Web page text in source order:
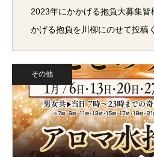
2023年にかかげる抱負大募集
かげる抱負を川柳にのせて投稿
その他